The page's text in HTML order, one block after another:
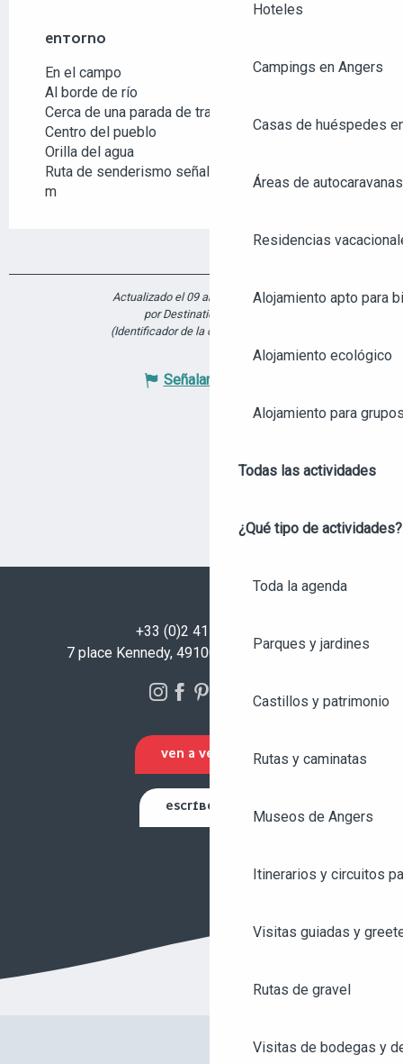
Hoteles
Campings en Angers
Casas de huéspedes
Áreas de autocaravanas
Residencias
Alojamiento apto para
Alojamiento ecológico
Alojamiento para
Todas las actividades
¿Qué tipo de actividades?
Toda la agenda
Parques y jardines
Castillos y patrimonio
Rutas y caminatas
Museos de Angers
Itinerarios y circuitos
Visitas guiadas y
Rutas de gravel
Visitas de bodegas y
ENTORNO
ENTORNO
En el campo
Al borde de río
Cerca de una parada de transporte colectivo
Centro del pueblo
Orilla del agua
Ruta de senderismo señalizada a menos de 500
m
Actualizado el 09 abril 2026 a 16:23
por Destination Angers
(Identificador de la oferta :
Señalar un error
+33 (0)2 41 23 50 00
7 place Kennedy, 49100 Angers - FRANCIA
VEN A VERNOS
ESCRÍBENOS